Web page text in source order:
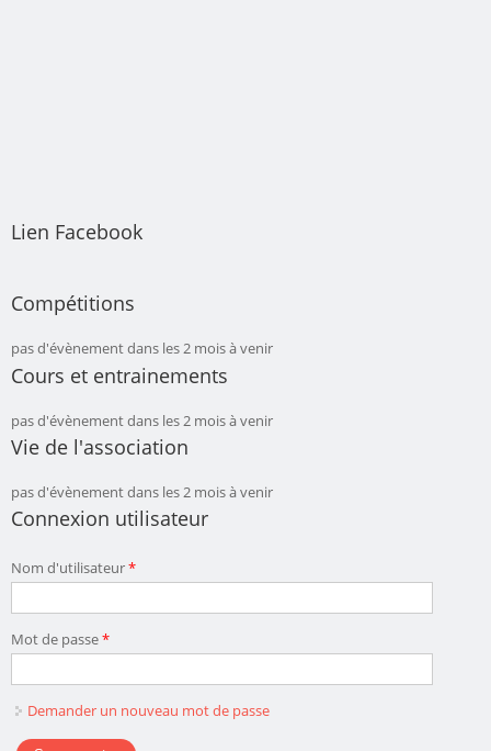
Lien Facebook
Compétitions
pas d'évènement dans les 2 mois à venir
Cours et entrainements
pas d'évènement dans les 2 mois à venir
Vie de l'association
pas d'évènement dans les 2 mois à venir
Connexion utilisateur
Nom d'utilisateur*
Mot de passe*
Demander un nouveau mot de passe